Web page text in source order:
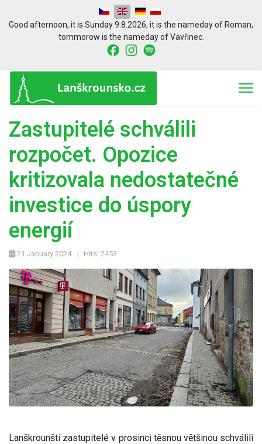
Select your language
Good afternoon, it is Sunday 9.8.2026, it is the nameday of Roman,
tommorow is the nameday ofVavřinec.
Zastupitelé schválili
rozpočet. Opozice
kritizovala nedostatečné
investice do úspory
energií
21 January 2024 Hits: 2453
Lanškrounští zastupitelé v prosinci těsnou většinou schválili